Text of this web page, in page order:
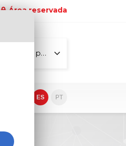
Área reservada
Todas las páginas
ES PT